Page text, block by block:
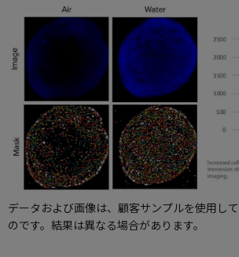
データおよび画像は、顧客サンプルを使用し
のです。結果は異なる場合があります。